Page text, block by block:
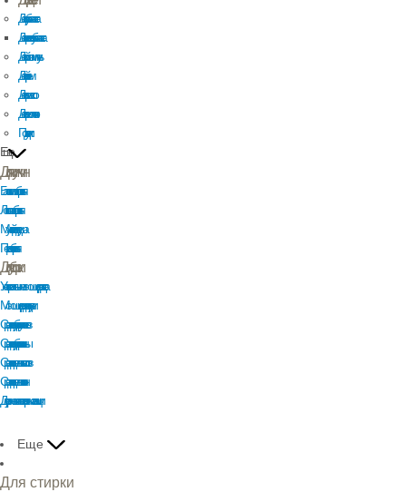
Детская зубная паста
Детская гелевая зубная паста
Детский шампунь
Детский крем
Детское масло
Детское молочко
Подгузники
Еще
Для мужчин
Бальзам после бритья
Лосьон после бритья
Мужской гель для душа
Пена для бритья
Для уборки
Универсальные моющие средства
Моющие средства для кухни
Средства для уборки туалетов
Средства для уборки ванны
Средства для мытья полов
Средства для мытья окон
Для устранения запахов и ароматизации
Еще
Для стирки